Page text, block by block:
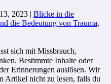
2023 | Blicke in die
die Bedeutung von Trauma,
sich mit Missbrauch,
Bestimmte Inhalte oder
Erinnerungen auslösen. Wir
Artikel nicht zu lesen, falls du